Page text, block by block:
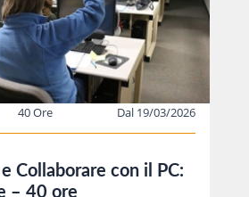
40 Ore Dal 19/03/2026
Collaborare con il PC:
– 40 ore